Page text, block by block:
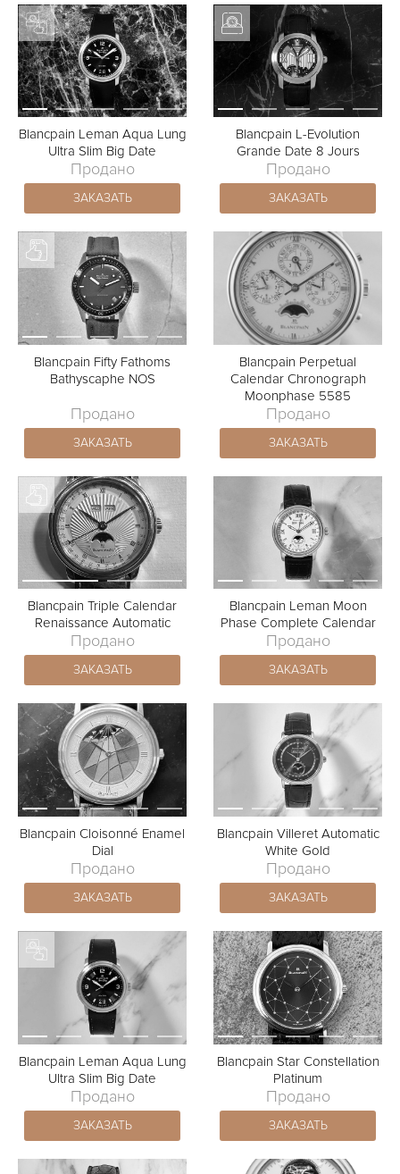
Blancpain Leman Aqua Lung
Ultra Slim Big Date
Продано
ЗАКАЗАТЬ
Blancpain L-Evolution
Grande Date 8 Jours
Продано
ЗАКАЗАТЬ
Blancpain Fifty Fathoms
Bathyscaphe NOS
Продано
ЗАКАЗАТЬ
Blancpain Perpetual
Calendar Chronograph
Moonphase 5585
Продано
ЗАКАЗАТЬ
Blancpain Triple Calendar
Renaissance Automatic
Продано
ЗАКАЗАТЬ
Blancpain Leman Moon
Phase Complete Calendar
Продано
ЗАКАЗАТЬ
Blancpain Cloisonné Enamel
Dial
Продано
ЗАКАЗАТЬ
Blancpain Villeret Automatic
White Gold
Продано
ЗАКАЗАТЬ
Blancpain Leman Aqua Lung
Ultra Slim Big Date
Продано
ЗАКАЗАТЬ
Blancpain Star Constellation
Platinum
Продано
ЗАКАЗАТЬ